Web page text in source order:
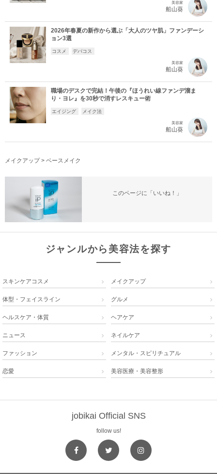
美容家
船山葵
2026年春夏の新作から選ぶ「大人のツヤ肌」ファンデーシ
ョン3選
コスメ デパコス
美容家
船山葵
職場のデスクで完結！午後の『ほうれい線ファンデ溜ま
り・ヨレ』を30秒で消すレスキュー術
エイジング メイク法
美容家
船山葵
メイクアップ> ベースメイク
このページに「いいね！」
ジャンルから美容法を探す
スキンケアコスメ  メイクアップ 
体型・フェイスライン  グルメ 
ヘルスケア・体質  ヘアケア 
ニュース  ネイルケア 
ファッション  メンタル・スピリチュアル 
恋愛  美容医療・美容整形 
jobikai Official SNS
follow us!